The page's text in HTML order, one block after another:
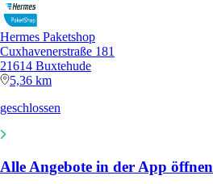
Hermes Paketshop
Cuxhavenerstraße 181
21614 Buxtehude
5,36 km
geschlossen
Alle Angebote in der App öffnen